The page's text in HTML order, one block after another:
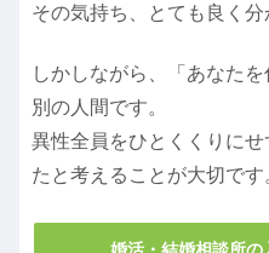
その気持ち、とても良く分
しかしながら、「あなた
別の人間です。
異性全員をひとくくりに
たと考えることが大切です
婚活・結婚相談所